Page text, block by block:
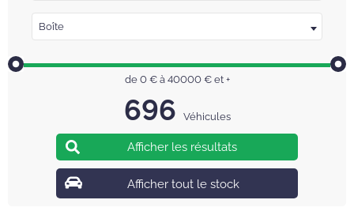
Boîte
de 0€ à 40000€ et +
696 Véhicules
Afficher tout le stock